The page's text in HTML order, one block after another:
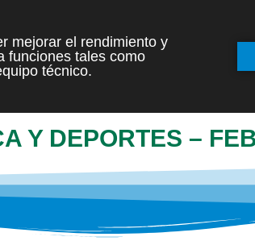
INICIO
Y DEPORTES –
mejorar el rendimiento y
funciones tales como
técnico.